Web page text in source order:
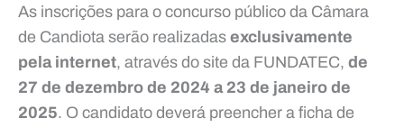
As inscrições para o concurso público da Câmara
de Candiota serão realizadas exclusivamente
pela internet, através do site da FUNDATEC, de
27 de dezembro de 2024 a 23 de janeiro de
2025. O candidato deverá preencher a ficha de